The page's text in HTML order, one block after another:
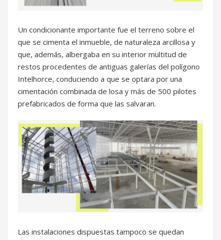
Un condicionante importante fue el terreno sobre el
que se cimenta el inmueble, de naturaleza arcillosa y
que, además, albergaba en su interior multitud de
restos procedentes de antiguas galerías del polígono
Intelhorce, conduciendo a que se optara por una
cimentación combinada de losa y más de 500 pilotes
prefabricados de forma que las salvaran.
Las instalaciones dispuestas tampoco se quedan